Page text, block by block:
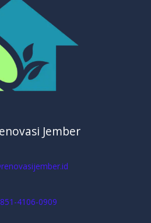
Jember
4106-0909